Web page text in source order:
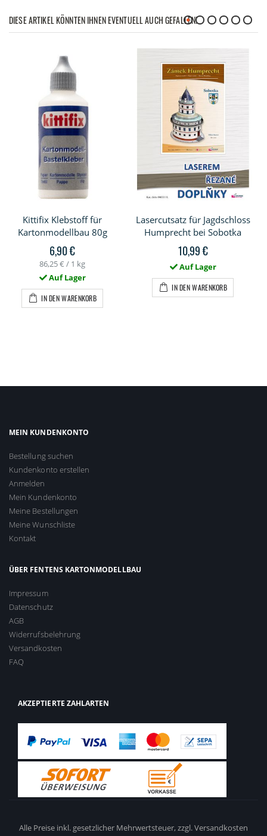
DIESE ARTIKEL KÖNNTEN IHNEN EVENTUELL AUCH GEFALLEN!
Kittifix Klebstoff für
Kartonmodellbau 80g
6,90 €
86,25 € / 1 kg
Auf Lager
IN DEN WARENKORB
Lasercutsatz für Jagdschloss
Humprecht bei Sobotka
10,99 €
Auf Lager
IN DEN WARENKORB
MEIN KUNDENKONTO
Bestellung suchen
Kundenkonto erstellen
Anmelden
Mein Kundenkonto
Meine Bestellungen
Meine Wunschliste
Kontakt
ÜBER FENTENS KARTONMODELLBAU
Impressum
Datenschutz
AGB
Widerrufsbelehrung
Versandkosten
FAQ
AKZEPTIERTE ZAHLARTEN
Alle Preise inkl. gesetzlicher Mehrwertsteuer,zzgl. Versandkosten